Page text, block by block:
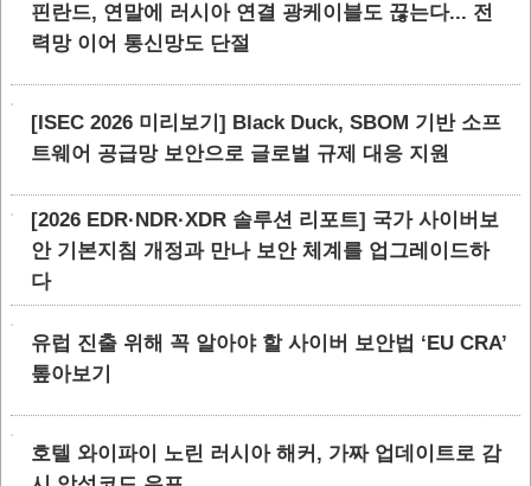
핀란드, 연말에 러시아 연결 광케이블도 끊는다... 전
력망 이어 통신망도 단절
[ISEC 2026 미리보기] Black Duck, SBOM 기반 소프
트웨어 공급망 보안으로 글로벌 규제 대응 지원
[2026 EDR·NDR·XDR 솔루션 리포트] 국가 사이버보
안 기본지침 개정과 만나 보안 체계를 업그레이드하
다
유럽 진출 위해 꼭 알아야 할 사이버 보안법 ‘EU CRA’
톺아보기
호텔 와이파이 노린 러시아 해커, 가짜 업데이트로 감